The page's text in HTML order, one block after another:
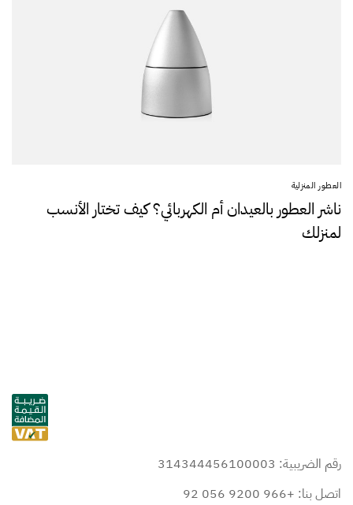
العطور المنزلية
ناشر العطور بالعيدان أم الكهربائي؟ كيف تختار الأنسب
لمنزلك
رقم الضريبية: 314344456100003
اتصل بنا: +966 9200 056 92